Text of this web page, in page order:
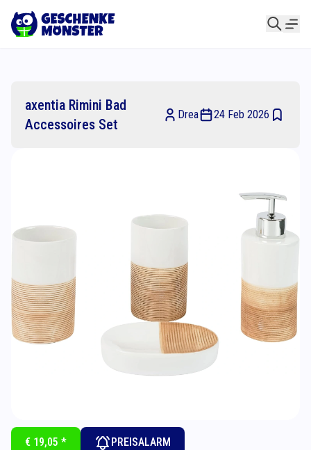
axentia Rimini Bad
Accessoires Set
Drea 24 Feb 2026
€ 19,05 * PREISALARM